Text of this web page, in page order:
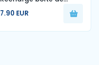
nettoyage de fibre
optique
7.90 EUR